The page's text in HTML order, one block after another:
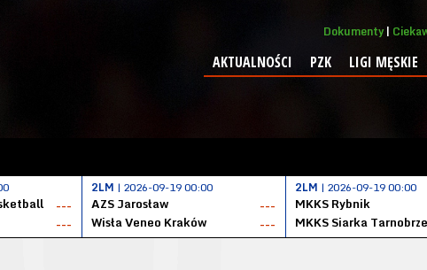
Dokumenty
AKTUALNOŚCI PZK LIGI MĘSKIE
---
---
2LM | 2026-09-19 00:00
AZS Jarosław
---
Wisła Veneo Kraków
---
2LM | 2026-09-19 00:00
MKKS Rybnik
MKKS Siarka